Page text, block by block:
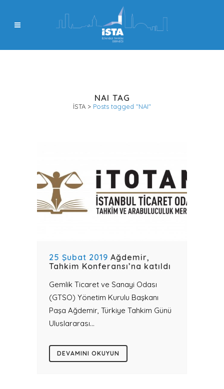
NAI TAG
İSTA > Posts tagged "NAI"
25 Şubat 2019 Ağdemir,
Tahkim Konferansı’na katıldı
Gemlik Ticaret ve Sanayi Odası
(GTSO) Yönetim Kurulu Başkanı
Paşa Ağdemir, Türkiye Tahkim Günü
Uluslararası...
DEVAMINI OKUYUN